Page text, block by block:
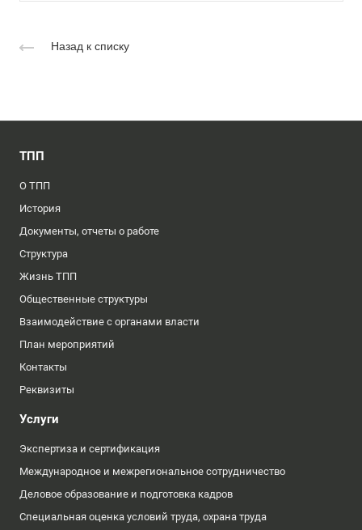
Назад к списку
ТПП
О ТПП
История
Документы, отчеты о работе
Структура
Жизнь ТПП
Общественные структуры
Взаимодействие с органами власти
План мероприятий
Контакты
Реквизиты
Услуги
Экспертиза и сертификация
Международное и межрегиональное сотрудничество
Деловое образование и подготовка кадров
Специальная оценка условий труда, охрана труда